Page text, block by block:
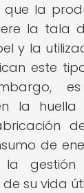
que la
la tala
y la
este
la
de
de
la gestión
su vida